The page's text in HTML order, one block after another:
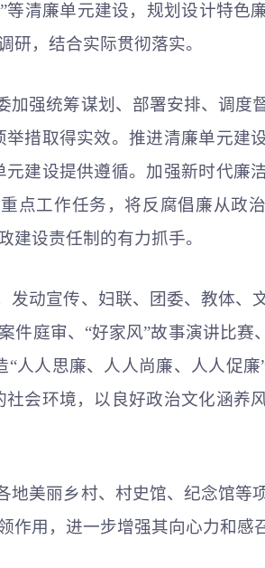
清廉单元建设，规划设计特色
，结合实际贯彻落实。
加强统筹谋划、部署安排、调度
措取得实效。推进清廉单元建
建设提供遵循。加强新时代廉
点工作任务，将反腐倡廉从政
设责任制的有力抓手。
发动宣传、妇联、团委、教体、
庭审、“好家风”故事演讲比赛
人人思廉、人人尚廉、人人促廉
会环境，以良好政治文化涵养
美丽乡村、村史馆、 纪念馆等
作用，进一步增强其向心力和感